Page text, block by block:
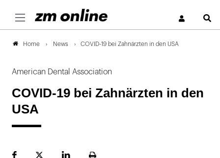
Home News COVID-19 bei Zahnärzten in den USA
American Dental Association
COVID-19 bei Zahnärzten in den
USA